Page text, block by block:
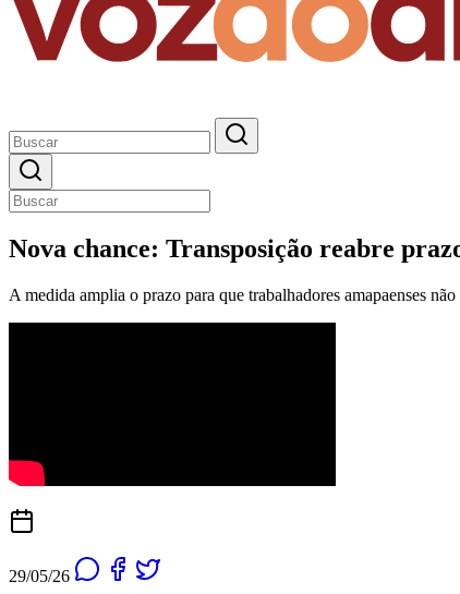
Nova chance: Transposição reabre
A medida amplia o prazo para que trabalhadores amapaenses
29/05/26